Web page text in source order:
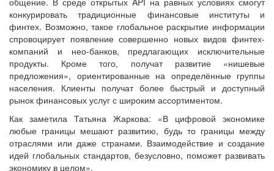
конкурировать традиционные финансовые институты и
финтех. Возможно, такое глобальное раскрытие информации
спровоцирует появление совершенно новых видов финтех-
компаний и нео-банков, предлагающих исключительные
продукты. Кроме того, получат развитие «нишевые
предложения», ориентированные на определённые группы
населения. Клиенты получат более быстрый и доступный
рынок финансовых услуг с широким ассортиментом.
Как заметила Татьяна Жаркова: «В цифровой экономике
любые границы мешают развитию, будь то границы между
отраслями или даже странами. Взаимодействие и создание
идей глобальных стандартов, безусловно, поможет развивать
экономику в целом».